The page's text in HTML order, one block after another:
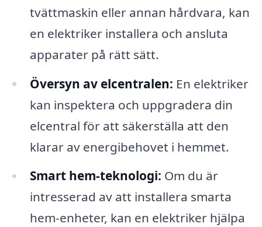
tvättmaskin eller annan hårdvara, kan
en elektriker installera och ansluta
apparater på rätt sätt.
Översyn av elcentralen: En elektriker
kan inspektera och uppgradera din
elcentral för att säkerställa att den
klarar av energibehovet i hemmet.
Smart hem-teknologi: Om du är
intresserad av att installera smarta
hem-enheter, kan en elektriker hjälpa